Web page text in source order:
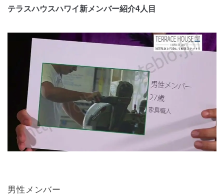
テラスハウスハワイ新メンバー紹介4人目
男性メンバー